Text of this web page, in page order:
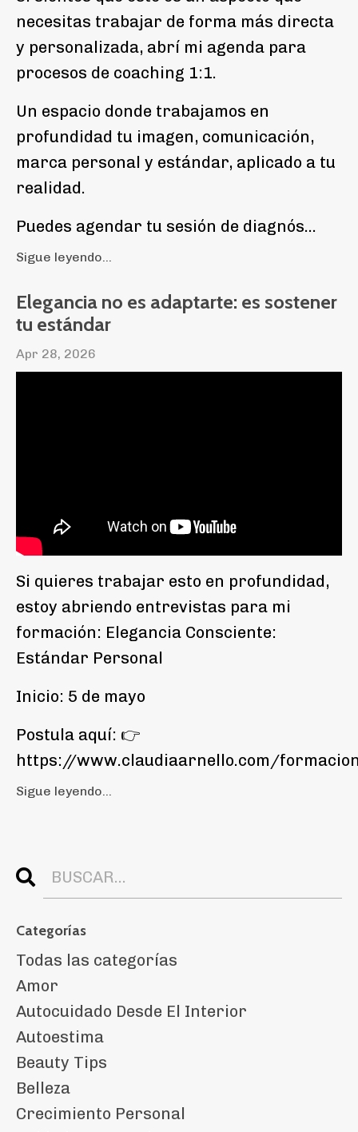
necesitas trabajar de forma más directa
y personalizada, abrí mi agenda para
procesos de coaching 1:1.
Un espacio donde trabajamos en
profundidad tu imagen, comunicación,
marca personal y estándar, aplicado a tu
realidad.
Puedes agendar tu sesión de diagnós...
Sigue leyendo...
Elegancia no es adaptarte: es sostener
tu estándar
Apr 28, 2026
Si quieres trabajar esto en profundidad,
estoy abriendo entrevistas para mi
formación: Elegancia Consciente:
Estándar Personal
Inicio: 5 de mayo
Postula aquí: 👉
https://www.claudiaarnello.com/
Sigue leyendo...
Categorías
Todas las categorías
Amor
Autocuidado Desde El Interior
Autoestima
Beauty Tips
Belleza
Crecimiento Personal